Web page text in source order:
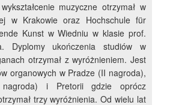
muzyczne otrzymał w
w Krakowie oraz Hochschule für
Kunst w Wiedniu w klasie prof.
Dyplomy ukończenia studiów w
otrzymał z wyróżnieniem. Jest
organowych w Pradze (II nagroda),
nagroda) i Pretorii gdzie oprócz
trzy wyróżnienia. Od wielu lat